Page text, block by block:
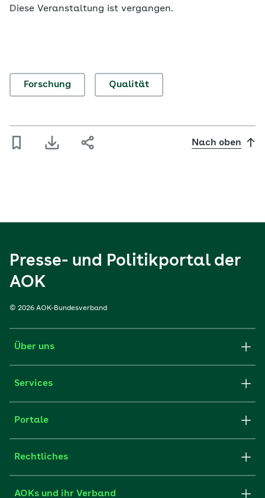
Diese Veranstaltung ist vergangen.
Forschung Qualität
Nach oben
Presse- und Politikportal der
AOK
© 2026 AOK-Bundesverband
Über uns
Services
Portale
Rechtliches
AOKs und ihr Verband